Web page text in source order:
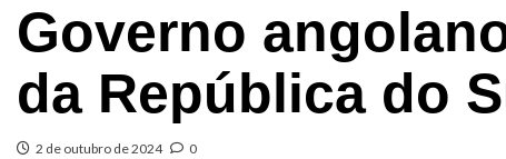
Governo
da República do
2 de outubro de 2024 0